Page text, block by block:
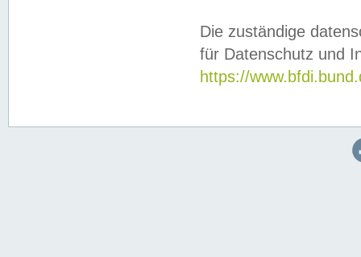
Die zuständige
für Datenschutz und
https://